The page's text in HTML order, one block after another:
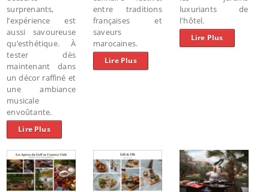
surprenants,
l’expérience est
aussi savoureuse
qu’esthétique. À
tester dès
maintenant dans
un décor raffiné et
une ambiance
musicale
envoûtante.
Lire Plus
entre traditions
françaises et
saveurs
marocaines.
Lire Plus
luxuriants de
l'hôtel.
Lire Plus